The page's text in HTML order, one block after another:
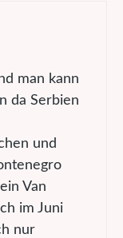
man kann
da Serbien
und
Van
im Juni
nur